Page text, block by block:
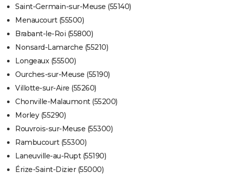
Saint-Germain-sur-Meuse (55140)
Menaucourt (55500)
Brabant-le-Roi (55800)
Nonsard-Lamarche (55210)
Longeaux (55500)
Ourches-sur-Meuse (55190)
Villotte-sur-Aire (55260)
Chonville-Malaumont (55200)
Morley (55290)
Rouvrois-sur-Meuse (55300)
Rambucourt (55300)
Laneuville-au-Rupt (55190)
Érize-Saint-Dizier (55000)